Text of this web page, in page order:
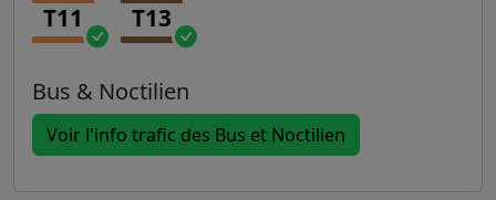
T11 T13
Bus & Noctilien
Voir l'info trafic des Bus et Noctilien